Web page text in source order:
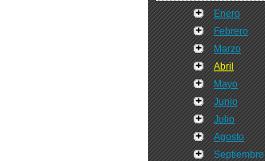
Enero
Febrero
Marzo
Abril
Mayo
Junio
Julio
Agosto
Septiembre